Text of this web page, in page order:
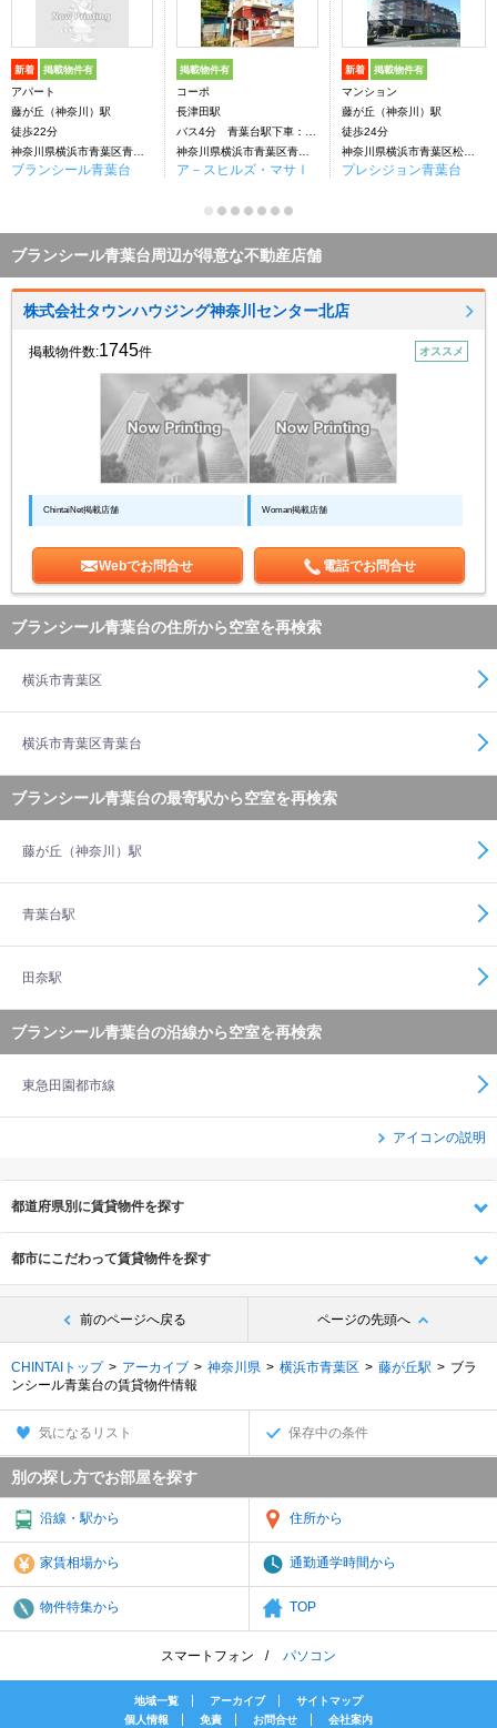
新着 掲載物件有
アパート
藤が丘（神奈川）駅
徒歩22分
ブランシール青葉台
掲載物件有
コーポ
長津田駅
バス4分 青葉台駅下車：停歩8分
ア－スヒルズ・マサⅠ
新着 掲載物件有
マンション
藤が丘（神奈川）駅
徒歩24分
プレシジョン青葉台
ブランシール青葉台周辺が得意な不動産店舗
株式会社タウンハウジング神奈川センター北店
掲載物件数:1745件 オススメ
ChintaiNet掲載店舗 Woman掲載店舗
Webでお問合せ 電話でお問合せ
ブランシール青葉台の住所から空室を再検索
横浜市青葉区
横浜市青葉区青葉台
ブランシール青葉台の最寄駅から空室を再検索
藤が丘（神奈川）駅
青葉台駅
田奈駅
ブランシール青葉台の沿線から空室を再検索
東急田園都市線
アイコンの説明
都道府県別に賃貸物件を探す
都市にこだわって賃貸物件を探す
前のページへ戻る ページの先頭へ
CHINTAIトップ アーカイブ 神奈川県 横浜市青葉区 藤が丘駅
ブラ
ンシール青葉台の賃貸物件情報
気になるリスト 保存中の条件
別の探し方でお部屋を探す
沿線・駅から 住所から
家賃相場から 通勤通学時間から
物件特集から TOP
スマートフォン パソコン
地域一覧 アーカイブ
サイトマップ
個人情報
免責 お問合せ 会社案内